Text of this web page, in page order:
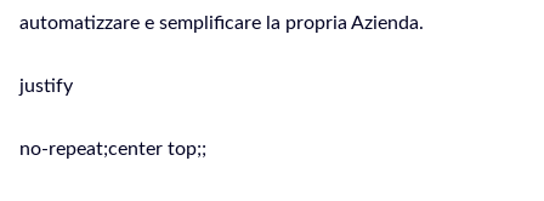
automatizzare e semplificare la propria Azienda.
justify
no-repeat;center top;;